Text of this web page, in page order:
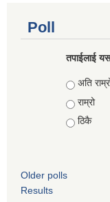
Poll
तपाईलाई
Choices
अति
राम्रो
ठिकै
Older polls
Results